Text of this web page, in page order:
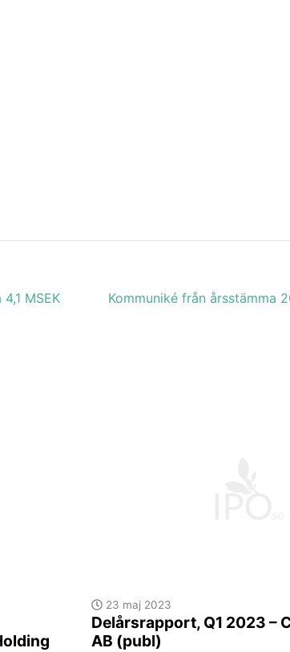
MSEK Kommuniké från årsstämma
23 maj 2023
Delårsrapport, Q1 2023 –
AB (publ)